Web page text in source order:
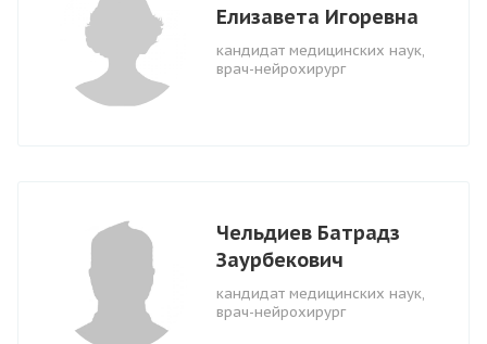
Елизавета Игоревна
кандидат медицинских наук,
врач-нейрохирург
Чельдиев Батрадз
Заурбекович
кандидат медицинских наук,
врач-нейрохирург